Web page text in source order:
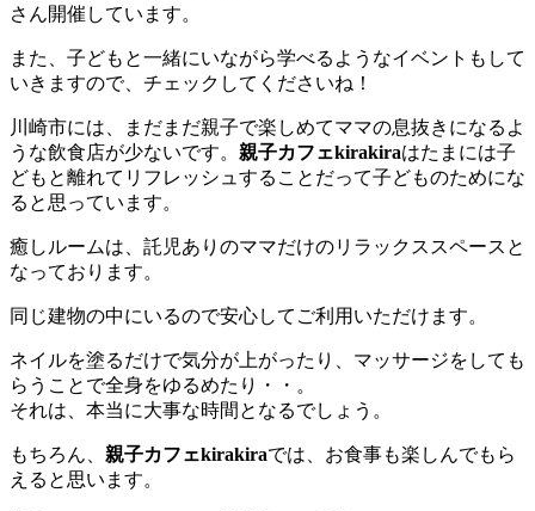
さん開催しています。
また、子どもと一緒にいながら学べるようなイベントもして
いきますので、チェックしてくださいね！
川崎市には、まだまだ親子で楽しめてママの息抜きになるよ
うな飲食店が少ないです。 親子カフェkirakiraはたまには子
どもと離れてリフレッシュすることだって子どものためにな
ると思っています。
癒しルームは、託児ありのママだけのリラックススペースと
なっております。
同じ建物の中にいるので安心してご利用いただけます。
ネイルを塗るだけで気分が上がったり、マッサージをしても
らうことで全身をゆるめたり・・。
それは、本当に大事な時間となるでしょう。
もちろん、 親子カフェkirakiraでは、お食事も楽しんでもら
えると思います。